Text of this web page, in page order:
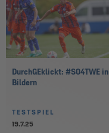
DurchGEklickt: #S04TWE in
Bildern
TESTSPIEL
19.7.25